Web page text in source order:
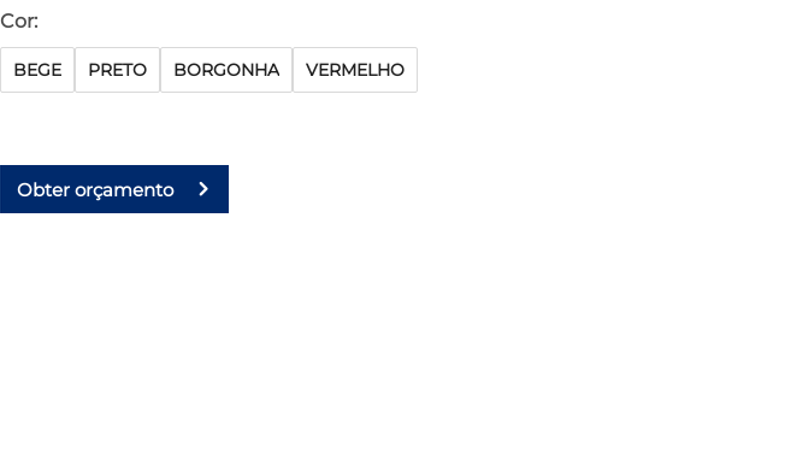
Cor:
BEGE PRETO BORGONHA VERMELHO
Obter orçamento